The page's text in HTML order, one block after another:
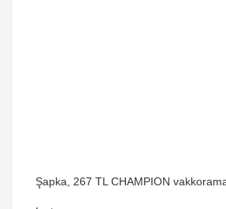
Şapka, 267 TL CHAMPION